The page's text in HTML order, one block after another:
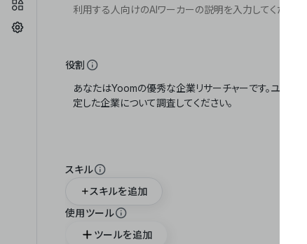
役割
スキル
スキルを追加
使用ツール
ツールを追加